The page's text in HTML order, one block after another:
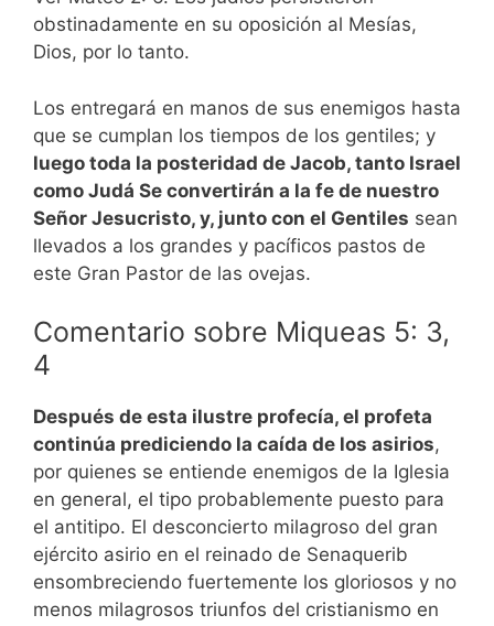
obstinadamente en su oposición al Mesías,
Dios, por lo tanto.
Los entregará en manos de sus enemigos hasta
que se cumplan los tiempos de los gentiles; y
luego toda la posteridad de Jacob, tanto Israel
como Judá Se convertirán a la fe de nuestro
Señor Jesucristo, y, junto con el Gentiles sean
llevados a los grandes y pacíficos pastos de
este Gran Pastor de las ovejas.
Comentario sobre Miqueas 5: 3,
4
Después de esta ilustre profecía, el profeta
continúa prediciendo la caída de los asirios,
por quienes se entiende enemigos de la Iglesia
en general, el tipo probablemente puesto para
el antitipo. El desconcierto milagroso del gran
ejército asirio en el reinado de Senaquerib
ensombreciendo fuertemente los gloriosos y no
menos milagrosos triunfos del cristianismo en